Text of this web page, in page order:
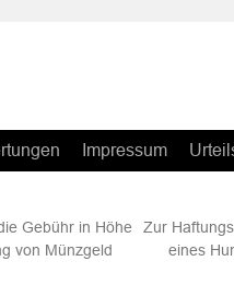
Impressum
Gebühr in Höhe
von Münzgeld
Zur
eines